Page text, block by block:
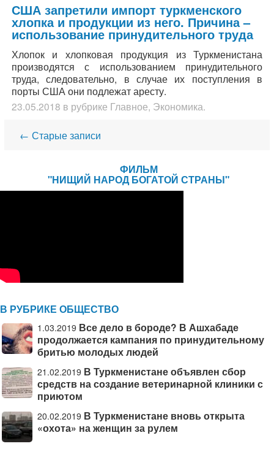
США запретили импорт туркменского
хлопка и продукции из него. Причина –
использование принудительного труда
Хлопок и хлопковая продукция из Туркменистана
производятся с использованием принудительного
труда, следовательно, в случае их поступления в
порты США они подлежат аресту.
23.05.2018 в рубрике Главное, Экономика.
Навигация
← Старые записи
ФИЛЬМ
"НИЩИЙ НАРОД БОГАТОЙ СТРАНЫ"
В РУБРИКЕ ОБЩЕСТВО
1.03.2019 Все дело в бороде? В Ашхабаде
продолжается кампания по принудительному
бритью молодых людей
21.02.2019 В Туркменистане объявлен сбор
средств на создание ветеринарной клиники с
приютом
20.02.2019 В Туркменистане вновь открыта
«охота» на женщин за рулем